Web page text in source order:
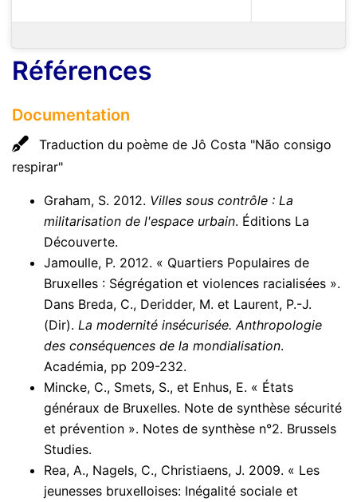
Références
Documentation
Traduction du poème de Jô Costa "Não consigo
respirar"
Graham, S. 2012. Villes sous contrôle : La
militarisation de l'espace urbain. Éditions La
Découverte.
Jamoulle, P. 2012. « Quartiers Populaires de
Bruxelles : Ségrégation et violences racialisées ».
Dans Breda, C., Deridder, M. et Laurent, P.-J.
(Dir). La modernité insécurisée. Anthropologie
des conséquences de la mondialisation.
Académia, pp 209-232.
Mincke, C., Smets, S., et Enhus, E. « États
généraux de Bruxelles. Note de synthèse sécurité
et prévention ». Notes de synthèse n°2. Brussels
Studies.
Rea, A., Nagels, C., Christiaens, J. 2009. « Les
jeunesses bruxelloises: Inégalité sociale et